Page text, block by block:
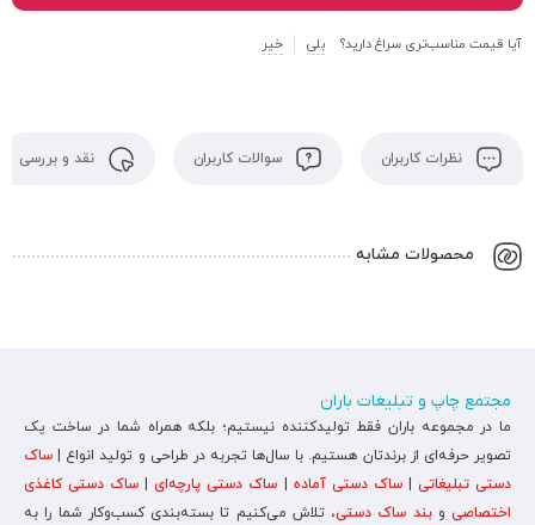
آیا قیمت مناسب‌تری سراغ دارید؟ بلی خیر
نظرات کاربران سوالات کاربران نقد و بررسی
محصولات مشابه
مجتمع چاپ و تبلیغات باران
ما در مجموعه باران فقط تولیدکننده نیستیم؛ بلکه همراه شما در ساخت یک
تصویر حرفه‌ای از برندتان هستیم. با سال‌ها تجربه در طراحی و تولید انواع | ساک
دستی تبلیغاتی |ساک دستی آماده ساک دستی پارچه‌ای| ساک دستی کاغذی
اختصاصی وبند ساک دستی، تلاش می‌کنیم تا بسته‌بندی کسب‌وکار شما را به